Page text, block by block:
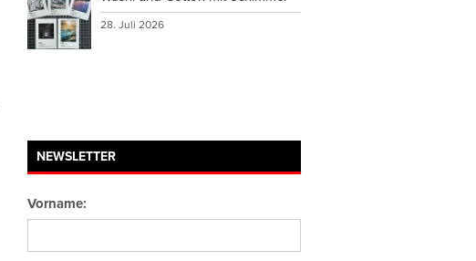
28. Juli 2026
NEWSLETTER
Vorname: